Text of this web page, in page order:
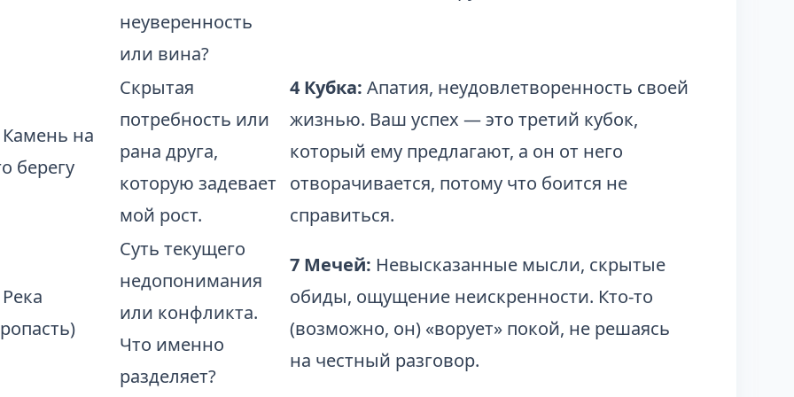
неуверенность
или вина?
Камень на
берегу
Скрытая
потребность или
рана друга,
которую задевает
мой рост.
4 Кубка: Апатия, неудовлетворенность своей
жизнью. Ваш успех — это третий кубок,
который ему предлагают, а он от него
отворачивается, потому что боится не
справиться.
Суть текущего
недопонимания
или конфликта.
Что именно
разделяет?
7 Мечей: Невысказанные мысли, скрытые
обиды, ощущение неискренности. Кто-то
(возможно, он) «ворует» покой, не решаясь
на честный разговор.